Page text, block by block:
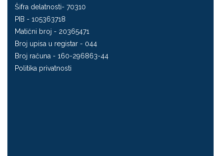
Šifra delatnosti- 70310
PIB - 105363718
Matični broj - 20365471
Broj upisa u registar - 044
Broj računa - 160-296863-44
Politika privatnosti